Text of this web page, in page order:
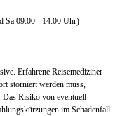
Sa 09:00 - 14:00 Uhr)
Erfahrene Reisemediziner
storniert werden muss,
Das Risiko von eventuell
im Schadenfall